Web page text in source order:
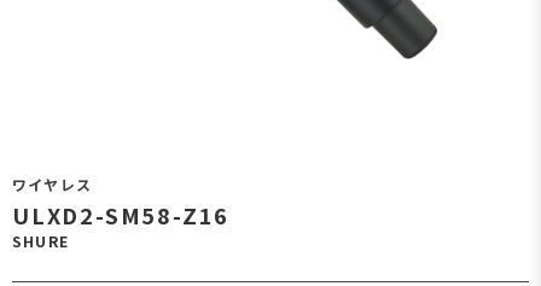
ワイヤレス
ULXD2-SM58-Z16
SHURE